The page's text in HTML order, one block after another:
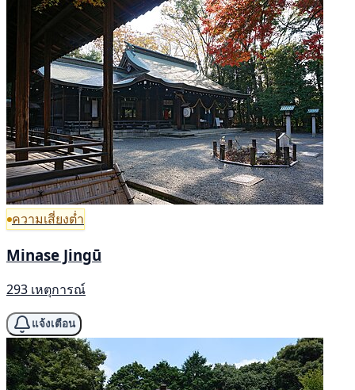
ความเสี่ยงต่ำ
Minase Jingū
293 เหตุการณ์
แจ้งเตือน